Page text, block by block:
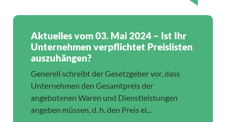
Aktuelles vom 03. Mai 2024 – Ist Ihr
Unternehmen verpflichtet Preislisten
auszuhängen?
Generell schreibt der Gesetzgeber vor, dass
Unternehmen den Gesamtpreis der
angebotenen Waren und Dienstleistungen
angeben müssen, d. h. den Preis ei...